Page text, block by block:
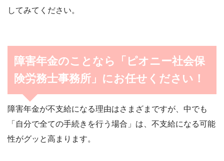
してみてください。
障害年金のことなら「ピオニー社会保
険労務士事務所」にお任せください！
障害年金が不支給になる理由はさまざまですが、中でも
「自分で全ての手続きを行う場合」は、不支給になる可能
性がグッと高まります。